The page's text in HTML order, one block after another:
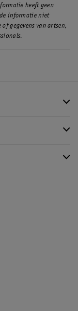
heeft geen
informatie niet
gegevens van artsen,